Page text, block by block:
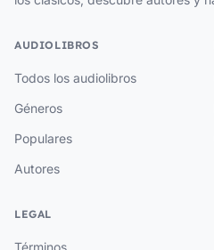
AUDIOLIBROS
Todos los audiolibros
Géneros
Populares
Autores
LEGAL
Términos